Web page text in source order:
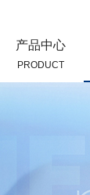
产品中心
PRODUCT